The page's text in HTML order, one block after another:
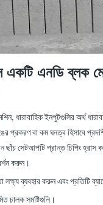
একটি এনডিব্লক
ধারাবাহিক ইনপুটগুলির অর্থ
প্রকরণ বা কম ঘনত্ব হিসাবে
ছাঁচ সেটআপটি প্রান্ত চিপিং হ্রাস
করুন।
ব্যবহার করুন এবং প্রতিটি
চালক সমষ্টিগুলি।